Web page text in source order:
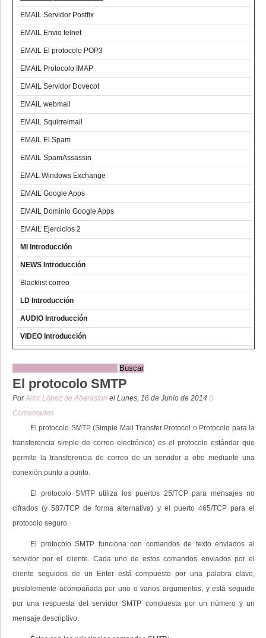
EMAIL Servidor Postfix
EMAIL Envio telnet
EMAIL El protocolo POP3
EMAIL Protocolo IMAP
EMAIL Servidor Dovecot
EMAIL webmail
EMAIL Squirrelmail
EMAIL El Spam
EMAIL SpamAssassin
EMAL Windows Exchange
EMAIL Google Apps
EMAIL Dominio Google Apps
EMAIL Ejercicios 2
MI Introducción
NEWS Introducción
Blacklist correo
LD Introducción
AUDIO Introducción
VIDEO Introducción
El protocolo SMTP
PorAitor López de Aberasturi el Lunes, 16 de Junio de 2014 0
Comentarios
El protocolo SMTP (Simple Mail Transfer Protocol o Protocolo para la
transferencia simple de correo electrónico) es el protocolo estándar que
permite la transferencia de correo de un servidor a otro mediante una
conexión punto a punto.
El protocolo SMTP utiliza los puertos 25/TCP para mensajes no
cifrados (y 587/TCP de forma alternativa) y el puerto 465/TCP para el
protocolo seguro.
El protocolo SMTP funciona con comandos de texto enviados al
servidor por el cliente. Cada uno de estos comandos enviados por el
cliente seguidos de un Enter está compuesto por una palabra clave,
posiblemente acompañada por uno o varios argumentos, y está seguido
por una respuesta del servidor SMTP compuesta por un número y un
mensaje descriptivo.